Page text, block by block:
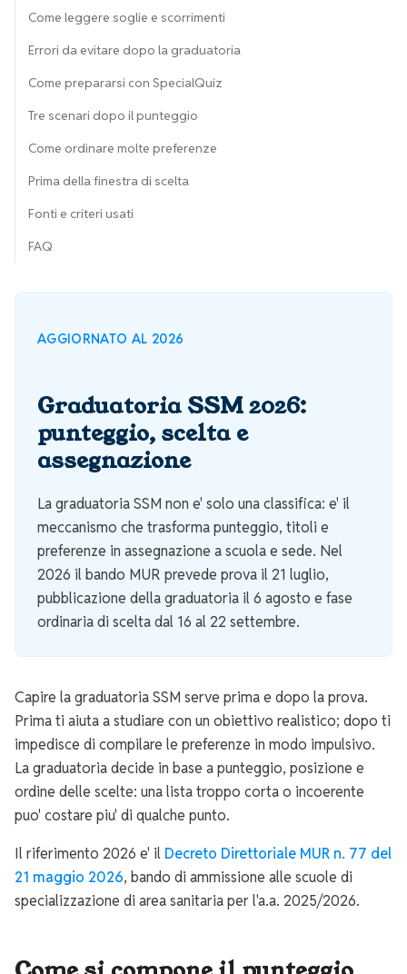
Come leggere soglie e scorrimenti
Errori da evitare dopo la graduatoria
Come prepararsi con SpecialQuiz
Tre scenari dopo il punteggio
Come ordinare molte preferenze
Prima della finestra di scelta
Fonti e criteri usati
FAQ
AGGIORNATO AL 2026
Graduatoria SSM 2026:
punteggio, scelta e
assegnazione
La graduatoria SSM non e' solo una classifica: e' il
meccanismo che trasforma punteggio, titoli e
preferenze in assegnazione a scuola e sede. Nel
2026 il bando MUR prevede prova il 21 luglio,
pubblicazione della graduatoria il 6 agosto e fase
ordinaria di scelta dal 16 al 22 settembre.
Capire la graduatoria SSM serve prima e dopo la prova.
Prima ti aiuta a studiare con un obiettivo realistico; dopo ti
impedisce di compilare le preferenze in modo impulsivo.
La graduatoria decide in base a punteggio, posizione e
ordine delle scelte: una lista troppo corta o incoerente
puo' costare piu' di qualche punto.
Il riferimento 2026 e' il Decreto Direttoriale MUR n. 77 del
21 maggio 2026, bando di ammissione alle scuole di
specializzazione di area sanitaria per l'a.a. 2025/2026.